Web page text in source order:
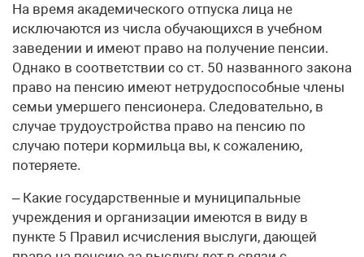
На время академического отпуска лица не
исключаются из числа обучающихся в учебном
заведении и имеют право на получение пенсии.
Однако в соответствии со ст. 50 названного закона
право на пенсию имеют нетрудоспособные члены
семьи умершего пенсионера. Следовательно, в
случае трудоустройства право на пенсию по
случаю потери кормильца вы, к сожалению,
потеряете.
– Какие государственные и муниципальные
учреждения и организации имеются в виду в
пункте 5 Правил исчисления выслуги, дающей